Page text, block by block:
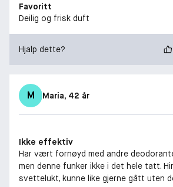
Favoritt
Deilig og frisk duft
Hjalp dette?
M Maria, 42 år
Ikke effektiv
Har vært fornøyd med andre
men denne funker ikke i det hele tatt.
svettelukt, kunne like gjerne gått uten